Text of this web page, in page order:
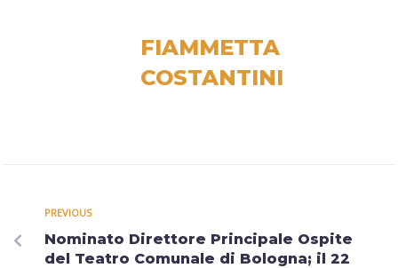
FIAMMETTA
COSTANTINI
PREVIOUS
Nominato Direttore Principale Ospite
del Teatro Comunale di Bologna; il 22